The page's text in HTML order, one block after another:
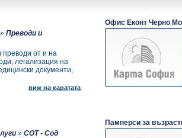
»Преводи и
преводи от и на
легализация на
документи,
виж на каратата
Офис Еконт Черно
»СОТ - Сод
Памперси за